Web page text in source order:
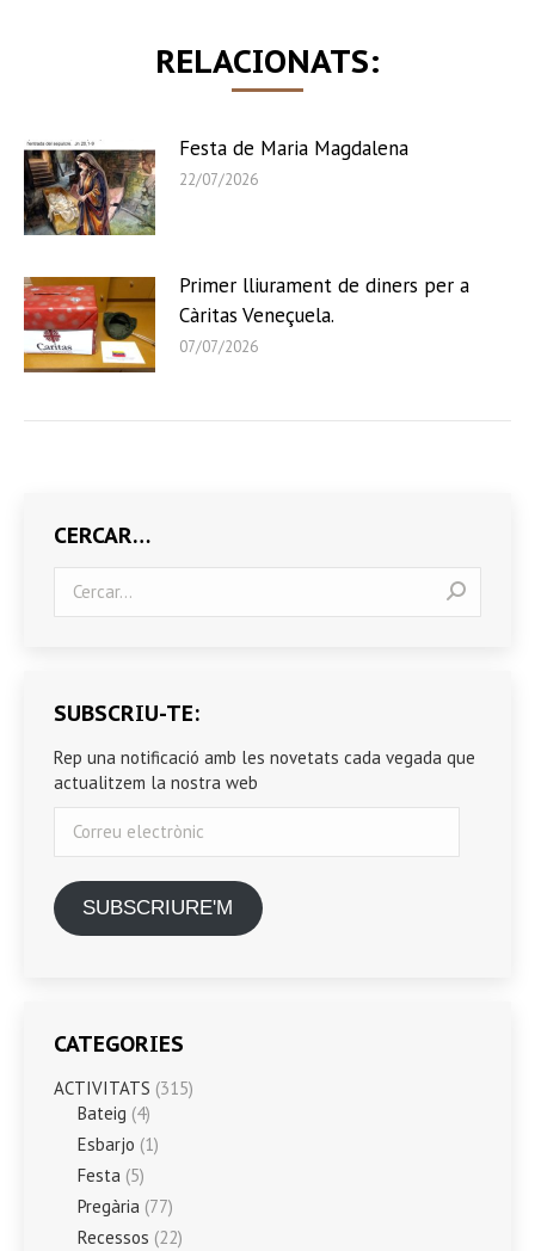
RELACIONATS:
Festa de Maria Magdalena
22/07/2026
Primer lliurament de diners per a
Càritas Veneçuela.
07/07/2026
CERCAR…
SUBSCRIU-TE:
Rep una notificació amb les novetats cada vegada que
actualitzem la nostra web
electrònic
SUBSCRIURE'M
CATEGORIES
ACTIVITATS (315)
Bateig (4)
Esbarjo (1)
Festa (5)
Pregària (77)
Recessos (22)